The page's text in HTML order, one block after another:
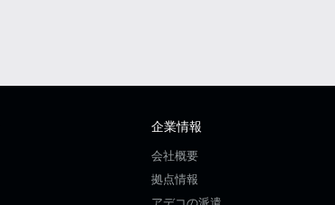
企業情報
会社概要
拠点情報